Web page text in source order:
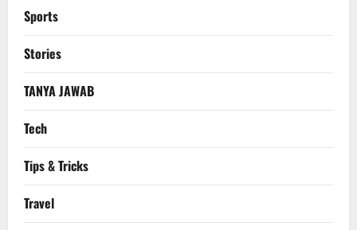
Sports
Stories
TANYA JAWAB
Tech
Tips & Tricks
Travel